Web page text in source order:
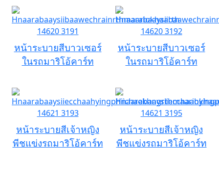
หน้าระบายสีบาวเซอร์
ในรถมาริโอ้คาร์ท
หน้าระบายสีบาวเซอร์
ในรถมาริโอ้คาร์ท
หน้าระบายสีเจ้าหญิง
พีชแข่งรถมาริโอ้คาร์ท
หน้าระบายสีเจ้าหญิง
พีชแข่งรถมาริโอ้คาร์ท